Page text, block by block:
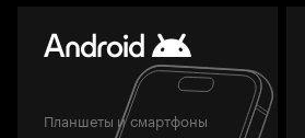
Планшеты и смартфоны